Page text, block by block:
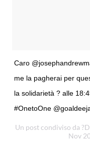
Caro
me la pagherai per
la solidarietà ? alle
#OnetoOne
Un post condiviso da
Nov